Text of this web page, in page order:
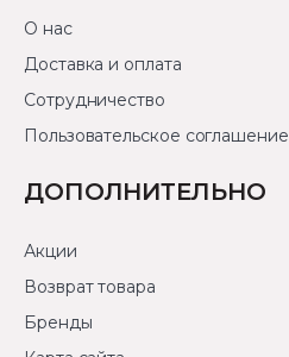
О нас
Доставка и оплата
Сотрудничество
Пользовательское соглашение
ДОПОЛНИТЕЛЬНО
Акции
Возврат товара
Бренды